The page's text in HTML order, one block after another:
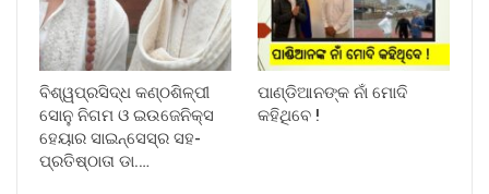
ବିଶ୍ୱପ୍ରସିଦ୍ଧ କଣ୍ଠଶିଳ୍ପୀ
ସୋନୁ ନିଗମ ଓ ଇଉଜେନିକ୍ସ
ହେୟାର ସାଇନ୍ସେସ୍ର ସହ-
ପ୍ରତିଷ୍ଠାତା ଡା.…
ପାଣ୍ଡିଆନଙ୍କ ନାଁ ମୋଦି
କହିଥିବେ !